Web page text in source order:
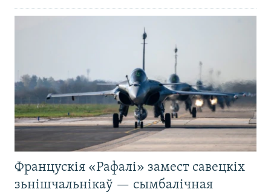
Францускія «Рафалі» замест савецкіх
зьнішчальнікаў — сымбалічная